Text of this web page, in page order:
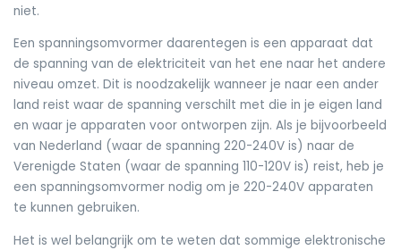
niet.
Een spanningsomvormer daarentegen is een apparaat dat
de spanning van de elektriciteit van het ene naar het andere
niveau omzet. Dit is noodzakelijk wanneer je naar een ander
land reist waar de spanning verschilt met die in je eigen land
en waar je apparaten voor ontworpen zijn. Als je bijvoorbeeld
van Nederland (waar de spanning 220-240V is) naar de
Verenigde Staten (waar de spanning 110-120V is) reist, heb je
een spanningsomvormer nodig om je 220-240V apparaten
te kunnen gebruiken.
Het is wel belangrijk om te weten dat sommige elektronische